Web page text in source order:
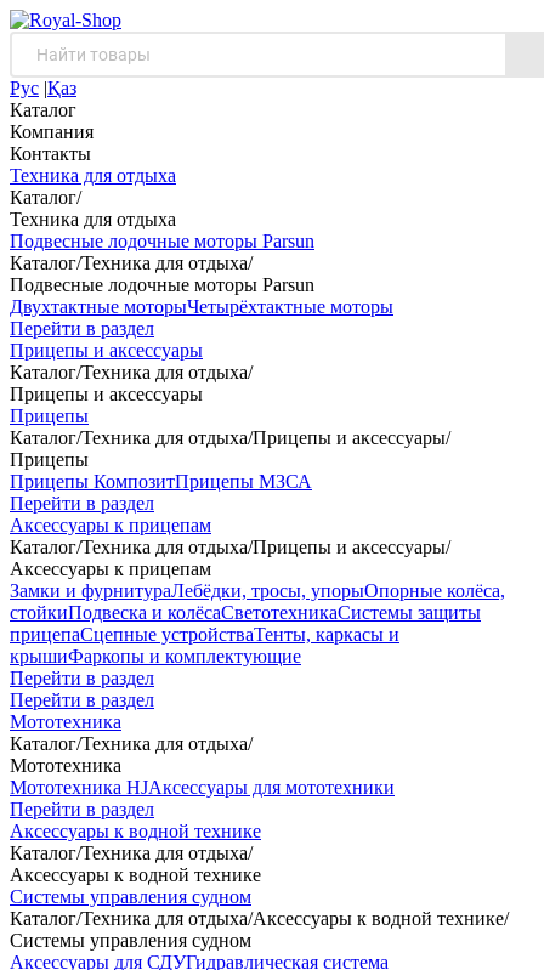
Рус |Қаз
Каталог
Компания
Контакты
Техника для отдыха
Каталог/
Техника для отдыха
Подвесные лодочные моторы Parsun
Каталог/Техника для отдыха/
Подвесные лодочные моторы Parsun
Двухтактные моторыЧетырёхтактные моторы
Перейти в раздел
Прицепы и аксессуары
Каталог/Техника для отдыха/
Прицепы и аксессуары
Прицепы
Каталог/Техника для отдыха/Прицепы и аксессуары/
Прицепы
Прицепы КомпозитПрицепы МЗСА
Перейти в раздел
Аксессуары к прицепам
Каталог/Техника для отдыха/Прицепы и аксессуары/
Аксессуары к прицепам
Замки и фурнитураЛебёдки, тросы, упорыОпорные колёса,
стойкиПодвеска и колёсаСветотехникаСистемы защиты
прицепаСцепные устройстваТенты, каркасы и
крышиФаркопы и комплектующие
Перейти в раздел
Перейти в раздел
Мототехника
Каталог/Техника для отдыха/
Мототехника
Мототехника HJАксессуары для мототехники
Перейти в раздел
Аксессуары к водной технике
Каталог/Техника для отдыха/
Аксессуары к водной технике
Системы управления судном
Каталог/Техника для отдыха/Аксессуары к водной технике/
Системы управления судном
Аксессуары для СДУГидравлическая система